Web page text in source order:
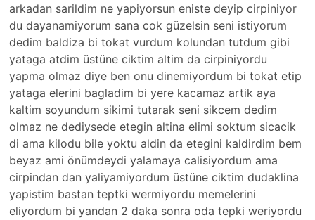
arkadan sarildim ne yapiyorsun eniste deyip cirpiniyor
du dayanamiyorum sana cok güzelsin seni istiyorum
dedim baldiza bi tokat vurdum kolundan tutdum gibi
yataga atdim üstüne ciktim altim da cirpiniyordu
yapma olmaz diye ben onu dinemiyordum bi tokat etip
yataga elerini bagladim bi yere kacamaz artik aya
kaltim soyundum sikimi tutarak seni sikcem dedim
olmaz ne dediysede etegin altina elimi soktum sicacik
di ama kilodu bile yoktu aldin da etegini kaldirdim bem
beyaz ami önümdeydi yalamaya calisiyordum ama
cirpindan dan yaliyamiyordum üstüne ciktim dudaklina
yapistim bastan teptki wermiyordu memelerini
eliyordum bi yandan 2 daka sonra oda tepki weriyordu